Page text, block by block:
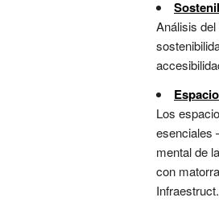
Análisis
Los
esenciales
mental de
con